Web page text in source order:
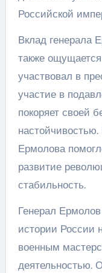
Российской
Вклад генерала
также
участвовал в
участие в
покоряет своей
Ермолова
развитие
стабильность.
Генерал
истории России
военным
деятельностью.